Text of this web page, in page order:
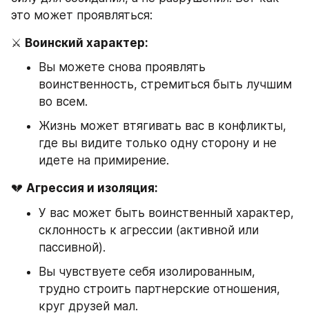
это может проявляться:
⚔️ Воинский характер:
Вы можете снова проявлять
воинственность, стремиться быть лучшим
во всем.
Жизнь может втягивать вас в конфликты,
где вы видите только одну сторону и не
идете на примирение.
💔 Агрессия и изоляция:
У вас может быть воинственный характер,
склонность к агрессии (активной или
пассивной).
Вы чувствуете себя изолированным,
трудно строить партнерские отношения,
круг друзей мал.